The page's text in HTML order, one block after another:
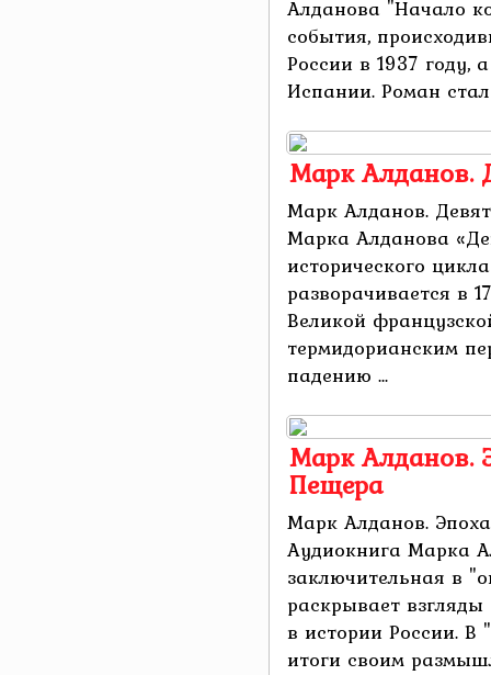
Алданова "Начало
события,
России в 1937 году,
Испании. Роман
Марк Алданов.
Марк Алданов.
Марка Алданова
исторического
разворачивается в
Великой
термидорианским
падению ...
Марк Алданов.
Пещера
Марк Алданов.
Аудиокнига Марка
заключительная в
раскрывает
в истории России. В
итоги своим